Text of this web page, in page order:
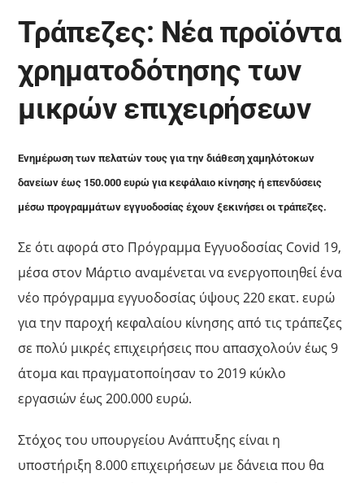
Τράπεζες: Νέα προϊόντα
χρηματοδότησης των
μικρών επιχειρήσεων
Ενημέρωση των πελατών τους για την διάθεση χαμηλότοκων
δανείων έως 150.000 ευρώ για κεφάλαιο κίνησης ή επενδύσεις
μέσω προγραμμάτων εγγυοδοσίας έχουν ξεκινήσει οι τράπεζες.
Σε ότι αφορά στο Πρόγραμμα Εγγυοδοσίας Covid 19,
μέσα στον Μάρτιο αναμένεται να ενεργοποιηθεί ένα
νέο πρόγραμμα εγγυοδοσίας ύψους 220 εκατ. ευρώ
για την παροχή κεφαλαίου κίνησης από τις τράπεζες
σε πολύ μικρές επιχειρήσεις που απασχολούν έως 9
άτομα και πραγματοποίησαν το 2019 κύκλο
εργασιών έως 200.000 ευρώ.
Στόχος του υπουργείου Ανάπτυξης είναι η
υποστήριξη 8.000 επιχειρήσεων με δάνεια που θα